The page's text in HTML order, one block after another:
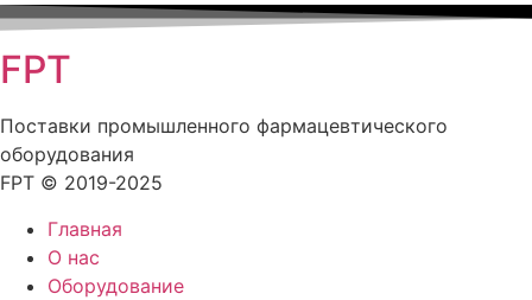
FPT
Поставки промышленного фармацевтического
оборудования
FPT © 2019-2025
Главная
О нас
Оборудование